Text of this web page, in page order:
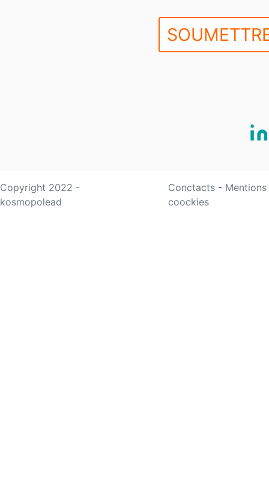
Copyright 2022 -
kosmopolead
Conctacts -
coockies